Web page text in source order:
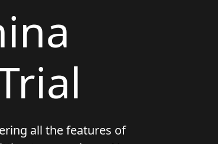
all the features of